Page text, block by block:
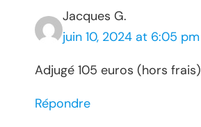
Jacques G.
juin 10, 2024 at 6:05 pm
Adjugé 105 euros (hors frais)
Répondre